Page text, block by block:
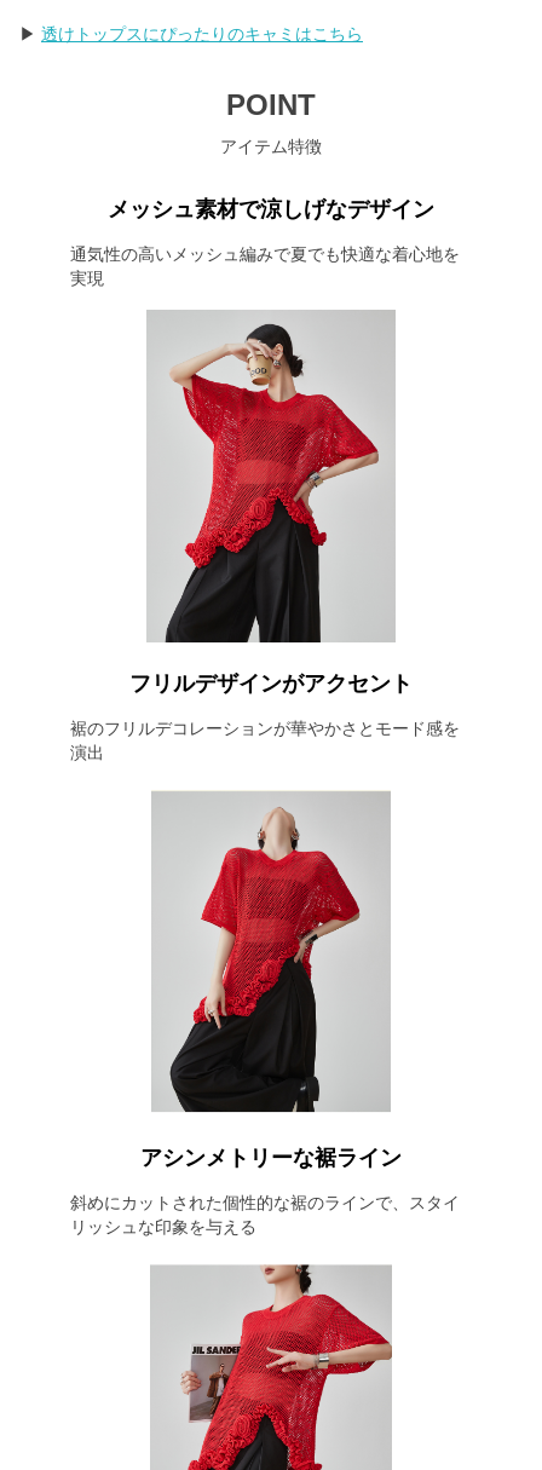
▶ 透けトップスにぴったりのキャミはこちら
POINT
アイテム特徴
メッシュ素材で涼しげなデザイン
通気性の高いメッシュ編みで夏でも快適な着心地を
実現
フリルデザインがアクセント
裾のフリルデコレーションが華やかさとモード感を
演出
アシンメトリーな裾ライン
斜めにカットされた個性的な裾のラインで、スタイ
リッシュな印象を与える